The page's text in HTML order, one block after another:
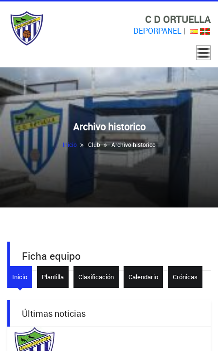
C D ORTUELLA
DEPORPANEL |
Archivo historico
Inicio Club Archivo historico
Ficha equipo
Inicio Plantilla Clasificación Calendario Crónicas
Últimas noticias